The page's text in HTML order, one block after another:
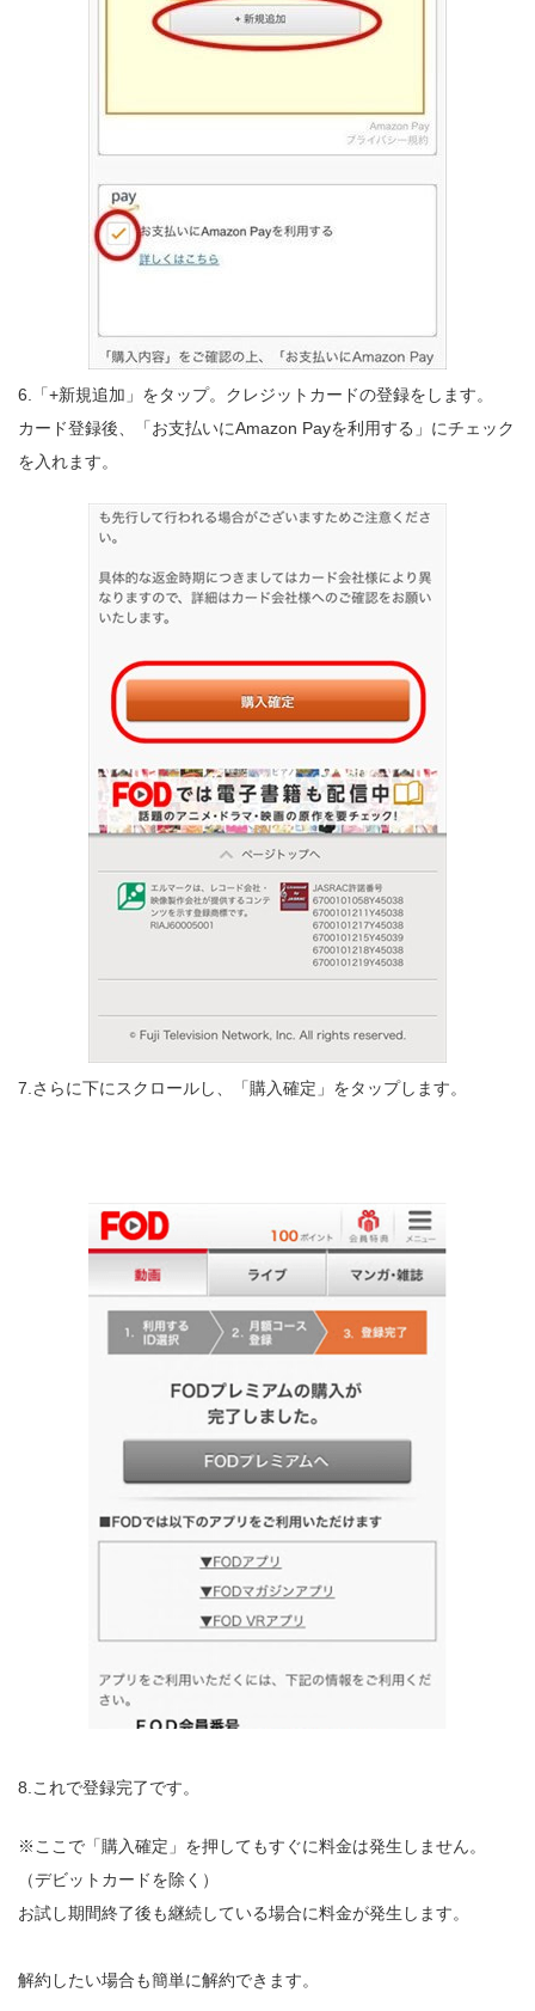
6.「+新規追加」をタップ。クレジットカードの登録をします。
カード登録後、「お支払いにAmazon Payを利用する」にチェック
を入れます。
7.さらに下にスクロールし、「購入確定」をタップします。
8.これで登録完了です。
※ここで「購入確定」を押してもすぐに料金は発生しません。
（デビットカードを除く）
お試し期間終了後も継続している場合に料金が発生します。
解約したい場合も簡単に解約できます。